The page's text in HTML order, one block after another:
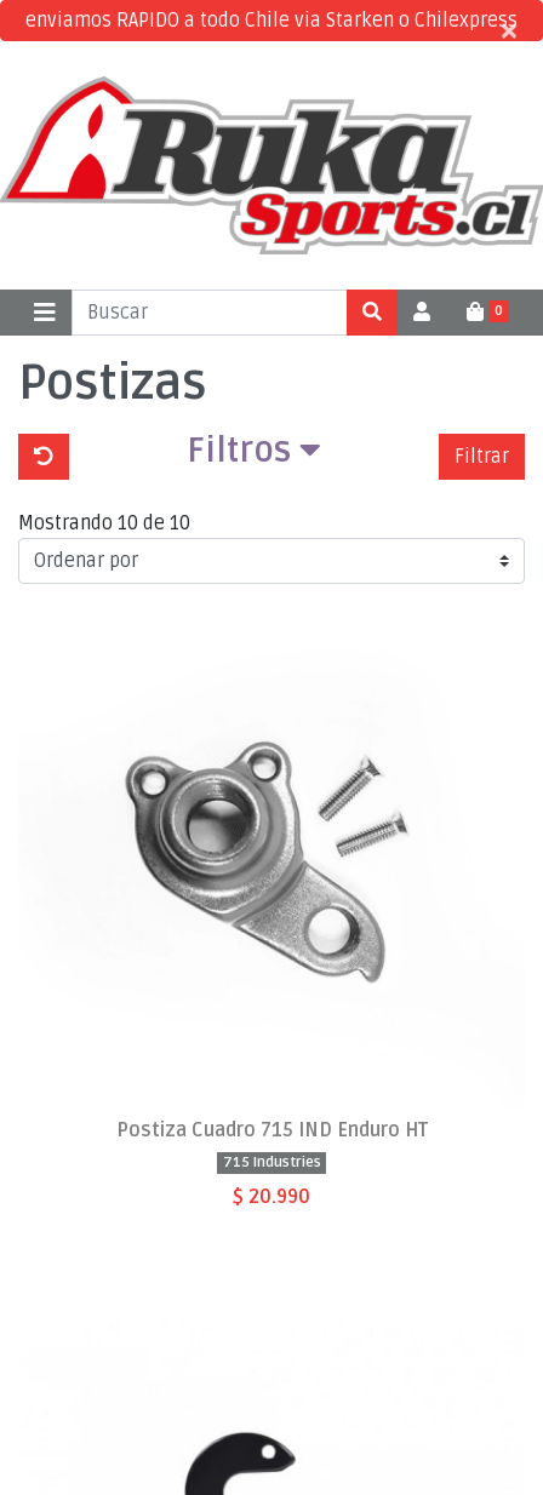
enviamos RAPIDO a todo Chile via Starken o Chilexpress
×
×
0
Postizas
Filtros Filtrar
Mostrando 10 de 10
Postiza Cuadro 715 IND Enduro HT
715 Industries
$ 20.990